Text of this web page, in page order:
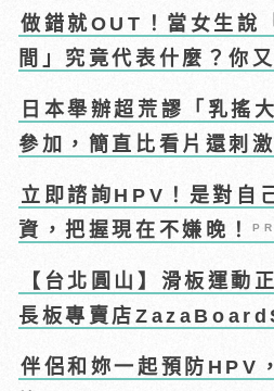
做錯就OUT！當女生說
間」究竟代表什麼？你
日本舉辦超荒謬「乳搖
參加，簡直比看片還刺激
立即諮詢HPV！是對自
資，把握現在不嫌晚！
【台北圓山】滑板運動
長板專賣店
伴侶和妳一起預防HPV